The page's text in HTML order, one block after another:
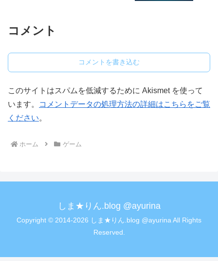
コメント
コメントを書き込む
このサイトはスパムを低減するために Akismet を使って
います。
コメントデータの処理方法の詳細はこちらをご覧
ください。
ホーム ゲーム
しま★りん.blog @ayurina
Copyright © 2014-2026 しま★りん.blog @ayurina All Rights
Reserved.